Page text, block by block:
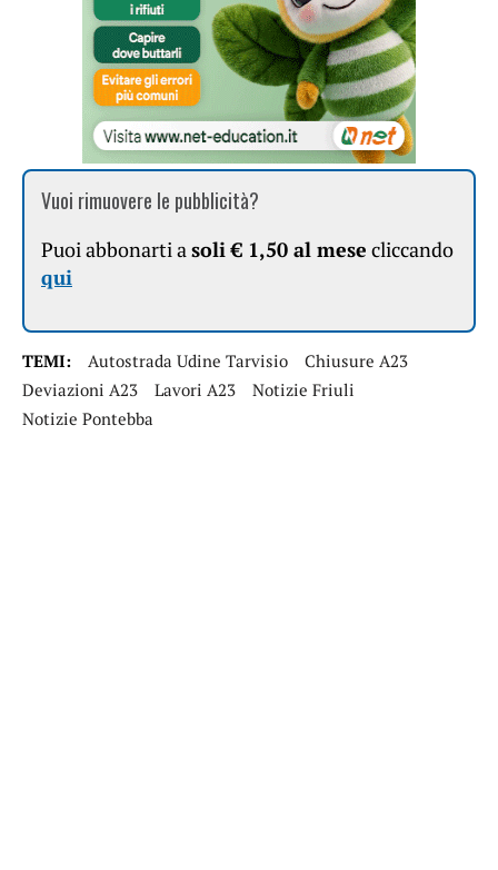
Vuoi rimuovere le pubblicità?
Puoi abbonarti asoli € 1,50 al mese cliccando
qui
TEMI: Autostrada Udine Tarvisio
Chiusure A23
Deviazioni A23
Lavori A23
Notizie Friuli
Notizie Pontebba